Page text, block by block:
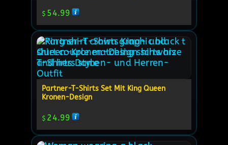
$ 54.99
Partner-T-Shirts Set Mit King Queen
Kronen-Design
$ 24.99